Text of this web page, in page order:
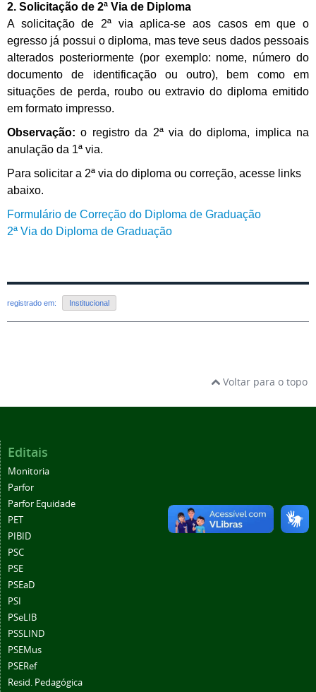
2. Solicitação de 2ª Via de Diploma
A solicitação de 2ª via aplica-se aos casos em que o
egresso já possui o diploma, mas teve seus dados pessoais
alterados posteriormente (por exemplo: nome, número do
documento de identificação ou outro), bem como em
situações de perda, roubo ou extravio do diploma emitido
em formato impresso.
Observação: o registro da 2ª via do diploma, implica na
anulação da 1ª via.
Para solicitar a 2ª via do diploma ou correção, acesse links
abaixo.
Formulário de Correção do Diploma de Graduação
2ª Via do Diploma de Graduação
registrado em: Institucional
Voltar para o topo
Editais
Monitoria
Parfor
Parfor Equidade
PET
PIBID
PSC
PSE
PSEaD
PSI
PSeLIB
PSSLIND
PSEMus
PSERef
Resid. Pedagógica